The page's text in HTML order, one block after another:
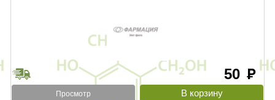
50 руб
Просмотр